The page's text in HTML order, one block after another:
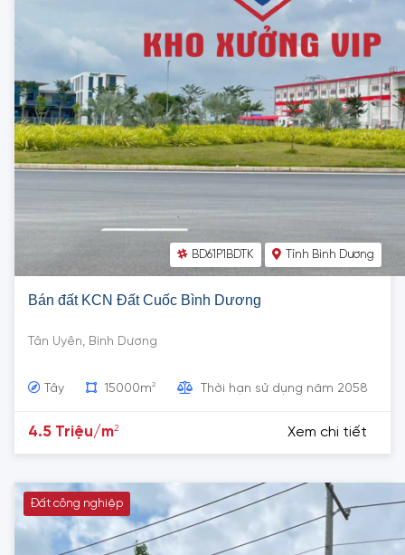
BD61P1BDTK Tỉnh Bình Dương
Bán đất KCN Đất Cuốc Bình Dương
Tân Uyên, Bình Dương
Tây 15000m2 Thời hạn sử dụng năm 2058
4.5 Triệu/m2 Xem chi tiết
Đất công nghiệp